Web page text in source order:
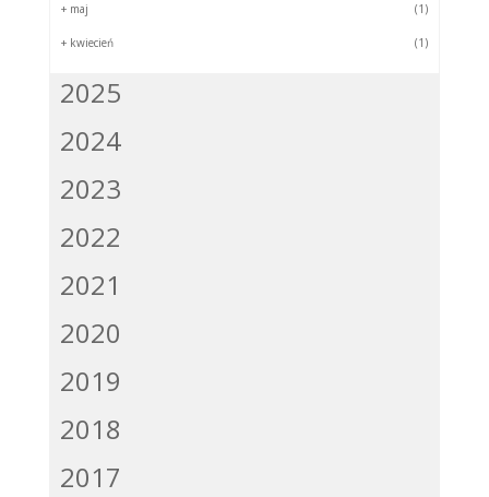
+ maj (1)
+ kwiecień (1)
2025
2024
2023
2022
2021
2020
2019
2018
2017